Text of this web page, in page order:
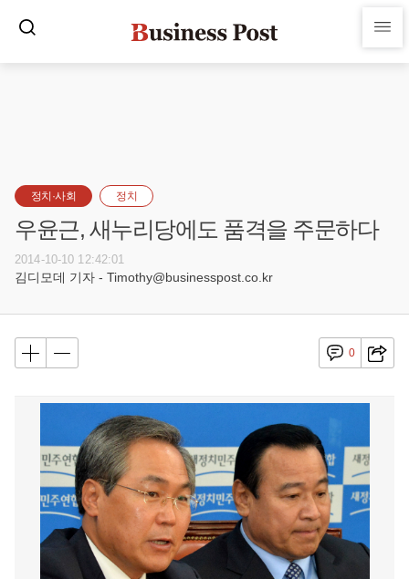
정치·사회 정치
우윤근, 새누리당에도 품격을 주문하다
2014-10-10 12:42:01
김디모데 기자 - Timothy@businesspost.co.kr
0